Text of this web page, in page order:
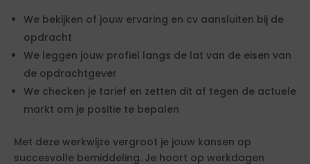
We bekijken of jouw ervaring en cv aansluiten bij de
opdracht
We leggen jouw profiel langs de lat van de eisen van
de opdrachtgever
We checken je tarief en zetten dit af tegen de actuele
markt om je positie te bepalen
Met deze werkwijze vergroot je jouw kansen op
succesvolle bemiddeling. Je hoort op werkdagen